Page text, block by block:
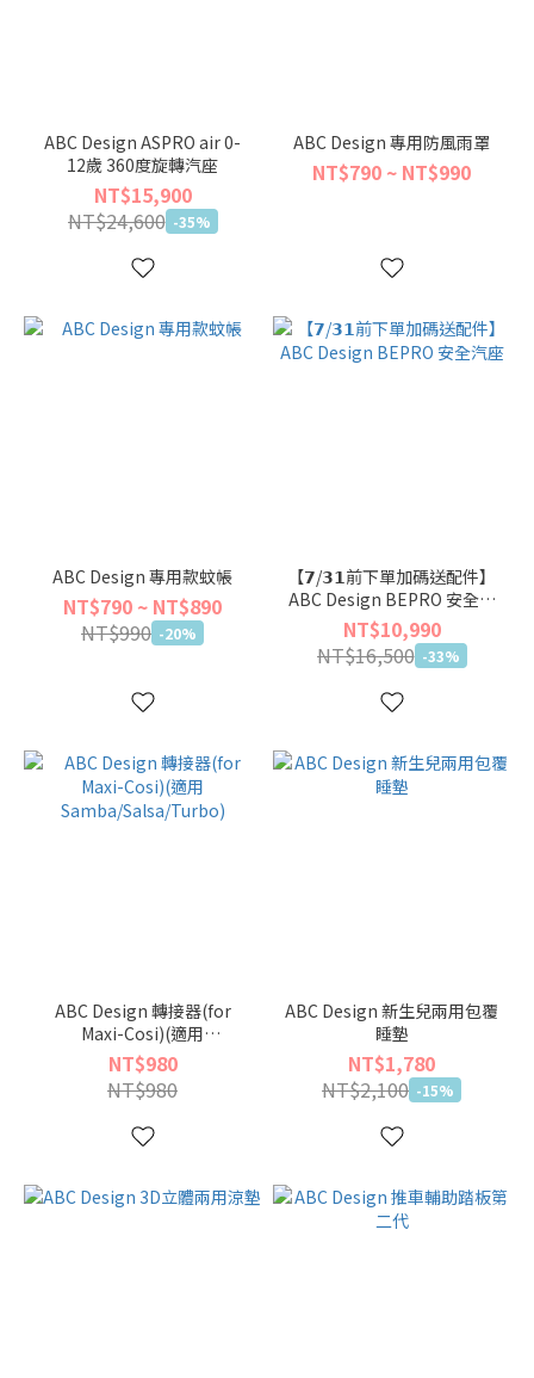
ABC Design ASPRO air 0-
12歲 360度旋轉汽座
NT$15,900
NT$24,600 -35%
ABC Design 專用防風雨罩
NT$790 ~ NT$990
ABC Design 專用款蚊帳
NT$790 ~ NT$890
NT$990 -20%
【𝟳/𝟯𝟭前下單加碼送配件】
ABC Design BEPRO 安全汽
座
NT$10,990
NT$16,500 -33%
ABC Design 轉接器(for
Maxi-Cosi)(適用
Samba/Salsa/Turbo)
NT$980
NT$980
ABC Design 新生兒兩用包覆
睡墊
NT$1,780
NT$2,100 -15%